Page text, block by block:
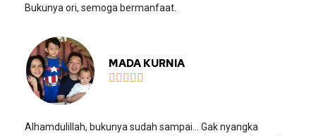
Bukunya ori, semoga bermanfaat.
MADA KURNIA
    
Alhamdulillah, bukunya sudah sampai… Gak nyangka